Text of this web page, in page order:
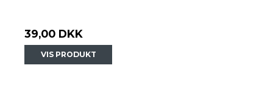
39,00 DKK
VIS PRODUKT